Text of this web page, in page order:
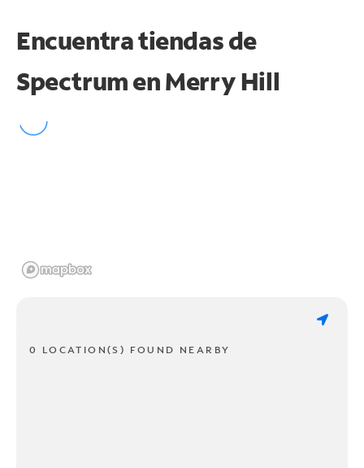
Encuentra tiendas de
Spectrum enMerry Hill
0 LOCATION(S) FOUND NEARBY